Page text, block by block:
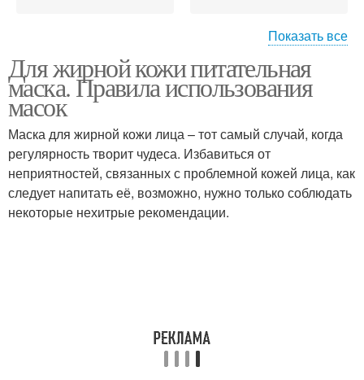
Маска для жирной кожи Тканевые маски
Маски для лица Белково-медовая маска
Картофельная маска
Показать все
Для жирной кожи питательная
маска. Правила использования
масок
Маска для жирной кожи лица – тот самый случай, когда
регулярность творит чудеса. Избавиться от
неприятностей, связанных с проблемной кожей лица, как
следует напитать её, возможно, нужно только соблюдать
некоторые нехитрые рекомендации.